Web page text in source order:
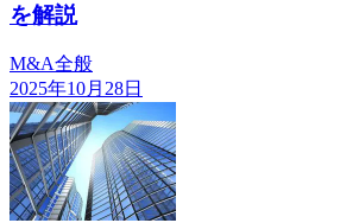
を解説
M&A全般
2025年10月28日